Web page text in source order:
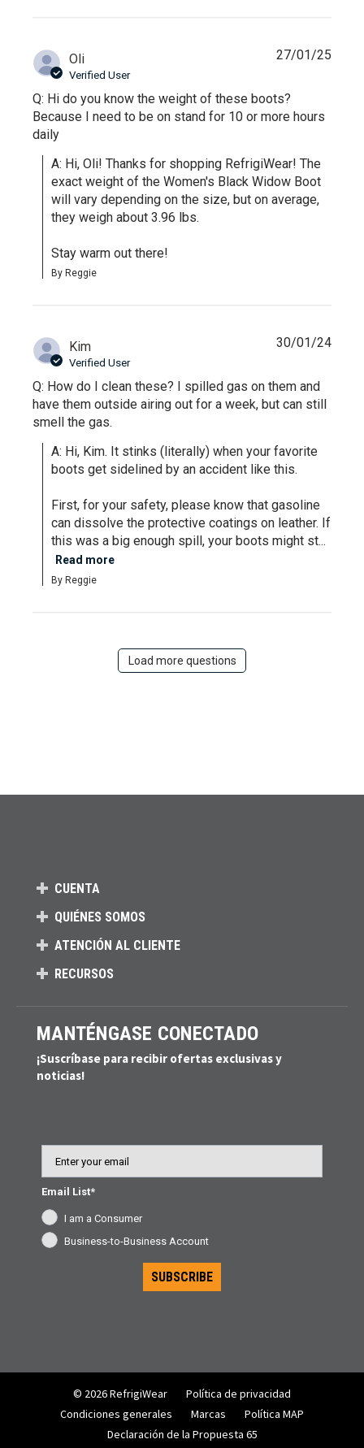
Oli
Verified User
Q: Hi do you know the weight of these boots?
Because I need to be on stand for 10 or more hours
daily
A: Hi, Oli! Thanks for shopping RefrigiWear! The
exact weight of the Women's Black Widow Boot
will vary depending on the size, but on average,
they weigh about 3.96 lbs.
Stay warm out there!
By Reggie
27/01/25
Kim
Verified User
Q: How do I clean these? I spilled gas on them and
have them outside airing out for a week, but can still
smell the gas.
A: Hi, Kim. It stinks (literally) when your favorite
boots get sidelined by an accident like this.
First, for your safety, please know that gasoline
can dissolve the protective coatings on leather. If
this was a big enough spill, your boots might st...
Read more
By Reggie
30/01/24
Load more questions
CUENTA
QUIÉNES SOMOS
ATENCIÓN AL CLIENTE
RECURSOS
MANTÉNGASE CONECTADO
¡Suscríbase para recibir ofertas exclusivas y
noticias!
Email List*
I am a Consumer
Business-to-Business Account
SUBSCRIBE
© 2026 RefrigiWear
Política de privacidad
Condiciones generales
Marcas
Política MAP
Declaración de la Propuesta 65